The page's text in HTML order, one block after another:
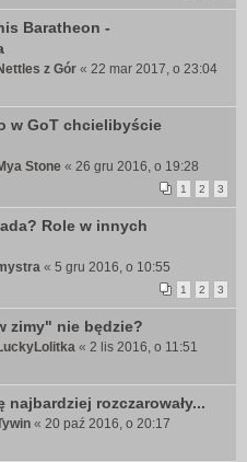
Baratheon -
z Gór « 22 mar 2017, o 23:04
w GoT chcielibyście
Stone « 26 gru 2016, o 19:28
1 2 3
Role w innych
« 5 gru 2016, o 10:55
1 2 3
zimy" nie będzie?
« 2 lis 2016, o 11:51
najbardziej rozczarowały...
« 20 paź 2016, o 20:17